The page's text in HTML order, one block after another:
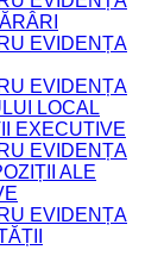
EVIDENȚA
EVIDENȚA
LOCAL
EXECUTIVE
EVIDENȚA
ALE
EVIDENȚA